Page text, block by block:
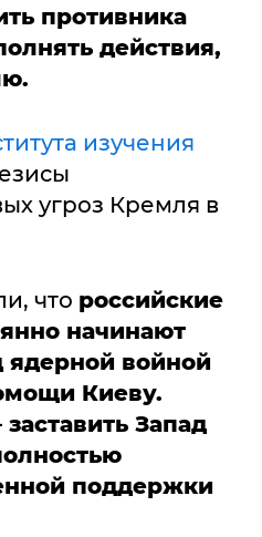
противника
действия,
изучения
угроз Кремля в
что российские
начинают
ядерной войной
Киеву.
Запад
поддержки